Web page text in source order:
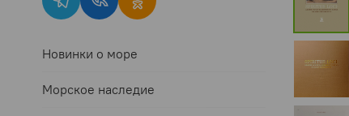
Новинки о море
Морское наследие